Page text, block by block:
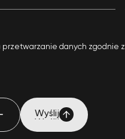
przetwarzanie danych zgodnie z
Wyślij